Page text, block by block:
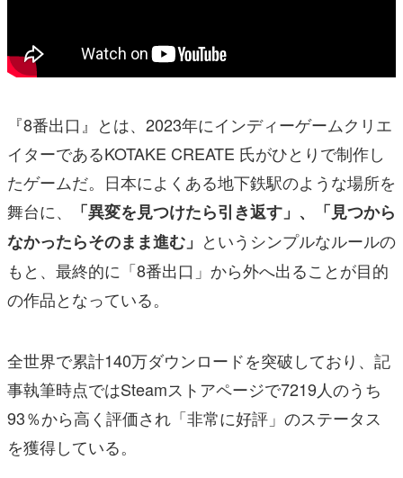
『8番出口』とは、2023年にインディーゲームクリエ
イターであるKOTAKE CREATE 氏がひとりで制作し
たゲームだ。日本によくある地下鉄駅のような場所を
舞台に、
「異変を見つけたら引き返す」、「見つから
なかったらそのまま進む」 というシンプルなルールの
もと、最終的に「8番出口」から外へ出ることが目的
の作品となっている。
全世界で累計140万ダウンロードを突破しており、記
事執筆時点ではSteamストアページで7219人のうち
93％から高く評価され「非常に好評」のステータス
を獲得している。